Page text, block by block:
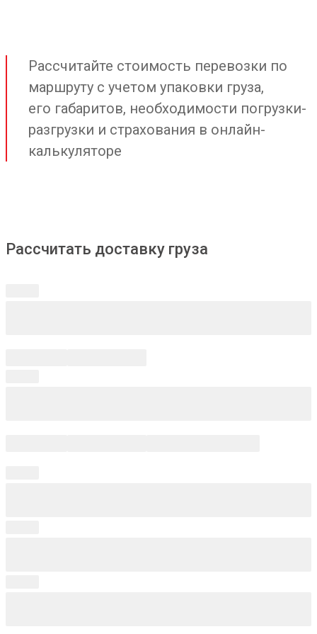
Рассчитайте стоимость перевозки по
маршруту с учетом упаковки груза,
его габаритов, необходимости погрузки-
разгрузки и страхования в онлайн-
калькуляторе
Рассчитать доставку груза